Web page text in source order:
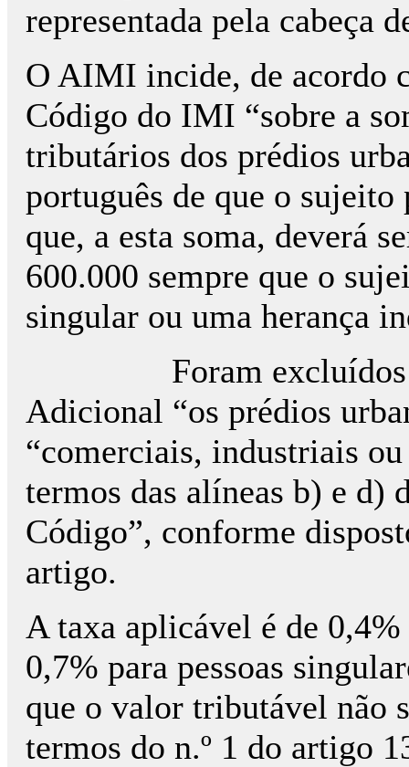
representada pela cabeça
O AIMI incide, de acordo
Código do IMI “sobre a
tributários dos prédios
português de que o
que, a esta soma, deverá
600.000 sempre que o
singular ou uma herança
Foram
Adicional “os prédios
“comerciais, industriais
termos das alíneas b) e d)
Código”, conforme
artigo.
A taxa aplicável é de 0,4%
0,7% para pessoas
que o valor tributável não
termos do n.º 1 do artigo